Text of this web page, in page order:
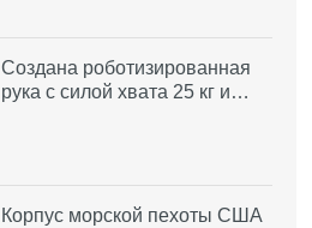
Создана роботизированная
рука с силой хвата 25 кг и…
Корпус морской пехоты США